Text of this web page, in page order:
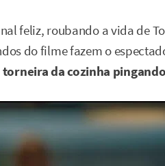
feliz, roubando a vida de
do filme fazem o
torneira da cozinha pingando